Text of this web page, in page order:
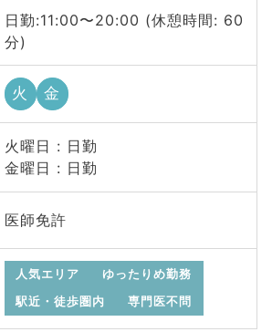
日勤:11:00〜20:00 (休憩時間: 60
分)
火 金
火曜日 : 日勤
金曜日 : 日勤
医師免許
人気エリア
ゆったりめ勤務
駅近・徒歩圏内
専門医不問